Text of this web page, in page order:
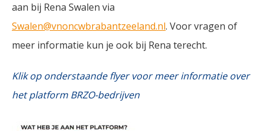
aan bij Rena Swalen via
Swalen@vnoncwbrabantzeeland.nl. Voor vragen of
meer informatie kun je ook bij Rena terecht.
Klik op onderstaande flyer voor meer informatie over
het platform BRZO-bedrijven